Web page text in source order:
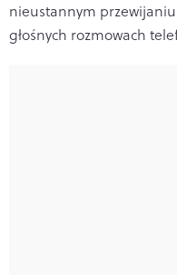
nieustannym przewijaniu
głośnych rozmowach